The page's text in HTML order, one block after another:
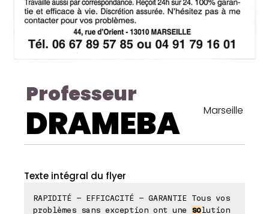
Professeur
DRAMEBA Marseille
Texte intégral du flyer
RAPIDITÉ - EFFICACITÉ - GARANTIE Tous vos
problèmes sans exception ont une solution